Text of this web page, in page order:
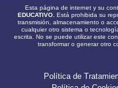
Esta página de internet y su
EDUCATIVO. Está prohibida su
transmisión, almacenamiento o
cualquier otro sistema o
escrita. No se puede utilizar este
transformar o generar otro
Política de